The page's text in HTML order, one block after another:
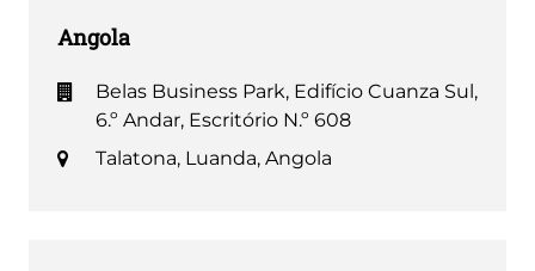
Angola
Belas Business Park, Edifício Cuanza Sul,
6.º Andar, Escritório N.º 608
Talatona, Luanda, Angola